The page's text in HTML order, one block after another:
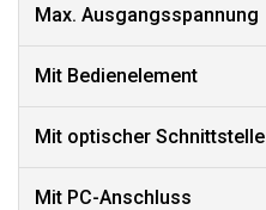
Max. Ausgangsspannung
Mit Bedienelement
Mit optischer Schnittstelle
Mit PC-Anschluss